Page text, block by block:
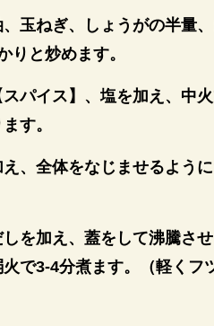
、玉ねぎ、しょうがの半量
りと炒めます。
スパイス】、塩を加え、中
す。
え、全体をなじませるよう
しを加え、蓋をして沸騰さ
で3-4分煮ます。（軽くフ